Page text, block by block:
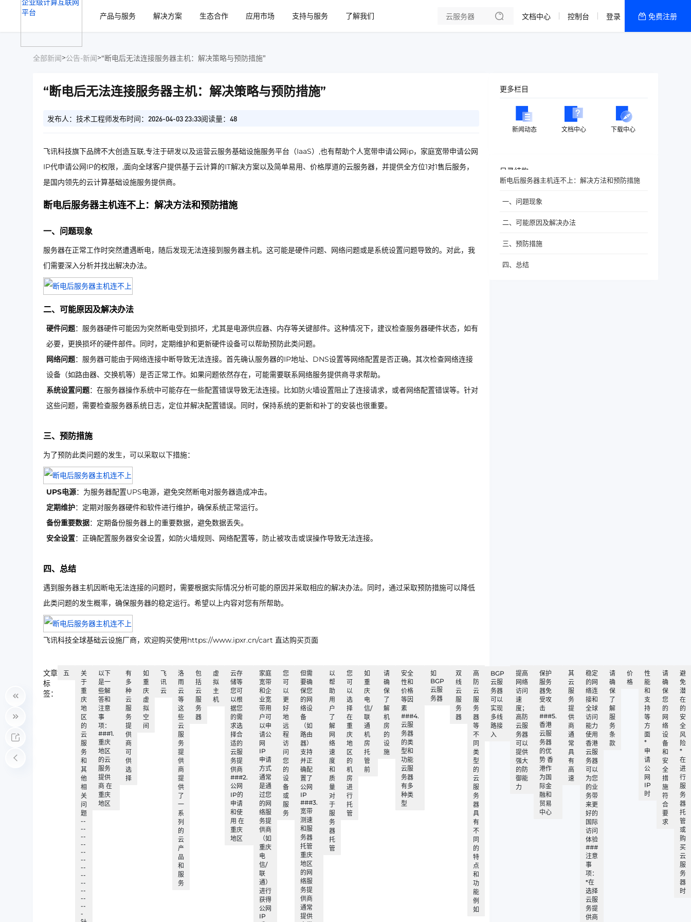
产品与服务
解决方案 生态合作 应用市场 支持与服务
了解我们
文档中心 控制台 登录 免费注册
全部新闻>公告-新闻>“断电后无法连接服务器主机：解决策略与预防措施”
“断电后无法连接服务器主机：解决策略与预防措施”
发布人：技术工程师发布时间：2026-04-03 23:33阅读量：48
飞讯科技旗下品牌不大创造互联,专注于研发以及运营云服务基础设施服务平台（IaaS）,也有帮助个人宽带申请公网ip，家庭宽带申请公网
IP代申请公网IP的权限，,面向全球客户提供基于云计算的IT解决方案以及简单易用、价格厚道的云服务器，并提供全方位1对1售后服务，
是国内领先的云计算基础设施服务提供商。
断电后服务器主机连不上：解决方法和预防措施
一、问题现象
服务器在正常工作时突然遭遇断电，随后发现无法连接到服务器主机。这可能是硬件问题、网络问题或是系统设置问题导致的。对此，我
们需要深入分析并找出解决办法。
二、可能原因及解决办法
硬件问题：服务器硬件可能因为突然断电受到损坏，尤其是电源供应器、内存等关键部件。这种情况下，建议检查服务器硬件状态，如有
必要，更换损坏的硬件部件。同时，定期维护和更新硬件设备可以帮助预防此类问题。
网络问题：服务器可能由于网络连接中断导致无法连接。首先确认服务器的IP地址、DNS设置等网络配置是否正确。其次检查网络连接
设备（如路由器、交换机等）是否正常工作。如果问题依然存在，可能需要联系网络服务提供商寻求帮助。
系统设置问题：在服务器操作系统中可能存在一些配置错误导致无法连接。比如防火墙设置阻止了连接请求，或者网络配置错误等。针对
这些问题，需要检查服务器系统日志，定位并解决配置错误。同时，保持系统的更新和补丁的安装也很重要。
三、预防措施
为了预防此类问题的发生，可以采取以下措施：
UPS电源：为服务器配置UPS电源，避免突然断电对服务器造成冲击。
定期维护：定期对服务器硬件和软件进行维护，确保系统正常运行。
备份重要数据：定期备份服务器上的重要数据，避免数据丢失。
安全设置：正确配置服务器安全设置，如防火墙规则、网络配置等，防止被攻击或误操作导致无法连接。
四、总结
遇到服务器主机因断电无法连接的问题时，需要根据实际情况分析可能的原因并采取相应的解决办法。同时，通过采取预防措施可以降低
此类问题的发生概率，确保服务器的稳定运行。希望以上内容对您有所帮助。
飞讯科技全球基础云设施厂商，欢迎购买使用https://www.ipxr.cn/cart 直达购买页面
文章
标
签：
五
关
于
重
庆
地
区
的
云
服
务
和
其
他
相
关
问
题
--
--
--
--
--
--
--
--
--
--
--
--
-
以下
是一
些解
答和
注意
事
项：
###1.
重庆
地区
的云
服务
提供
商 在
重庆
地区
有
多
种
云
服
务
提
供
商
可
供
选
择
如
重
庆
虚
拟
空
间
飞
讯
云
洛
雨
云
等
这
些
云
服
务
提
供
商
提
供
了
一
系
列
的
云
产
品
和
服
务
包
括
云
服
务
器
虚
拟
主
机
云存
储等
您可
以根
据您
的需
求选
择合
适的
云服
务提
供商
###2.
公网
IP的
申请
和使
用 在
重庆
地区
家庭
宽带
和企
业宽
带用
户可
以申
请公
网
IP
申请
方式
通常
是通
过您
的网
络服
务提
供商
（如
重庆
电
信/
联
通）
进行
获得
公网
IP
您
可
以
更
好
地
远
程
访
问
您
的
设
备
或
服
务
但需
要确
保您
的网
络设
备
（如
路由
器）
支持
并正
确配
置了
公网
IP
###3.
宽带
测速
和服
务器
托管
重庆
地区
的网
络服
务提
供商
通常
提供
以
帮
助
用
户
了
解
网
络
速
度
和
质
量
对
于
服
务
器
托
管
您
可
以
选
择
在
重
庆
地
区
的
机
房
进
行
托
管
如
重
庆
电
信/
联
通
机
房
托
管
前
请
确
保
了
解
机
房
的
设
施
安全
性和
价格
等因
素
###4.
云服
务器
的类
型和
功能
云服
务器
有多
种类
型
如
BGP
云服
务器
双
线
云
服
务
器
高
防
云
服
务
器
等
不
同
类
型
的
云
服
务
器
具
有
不
同
的
特
点
和
功
能
例
如
BGP
云服
务器
可以
实现
多线
路接
入
提高
网络
访问
速
度；
高防
云服
务器
可以
提供
强大
的防
御能
力
保护
服务
器免
受攻
击
###5.
香港
云服
务器
的优
势 香
港作
为国
际金
融和
贸易
中心
其
云
服
务
提
供
商
通
常
具
有
高
速
稳定
的网
络连
接和
全球
访问
能力
使用
香港
云服
务器
可以
为您
的业
务带
来更
好的
国际
访问
体验
###
注意
事
项：
*在
选择
云服
务提
供商
请
确
保
了
解
服
务
条
款
价
格
性
能
和
支
持
等
方
面
*
申
请
公
网
IP
时
请
确
保
您
的
网
络
设
备
和
安
全
措
施
符
合
要
求
避
免
潜
在
的
安
全
风
险
*
在
进
行
服
务
器
托
管
或
购
买
云
服
务
器
时
更多栏目
新闻动态 文档中心 下载中心
目录结构
断电后服务器主机连不上：解决方法和预防措施
一、问题现象
二、可能原因及解决办法
三、预防措施
四、总结